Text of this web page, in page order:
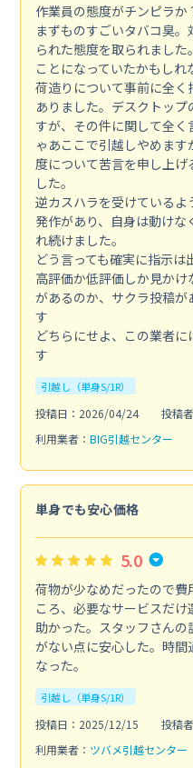
作業員の態度がチンピラか
まずものすごいタバコ臭
られた態度を取られまし
ことになっていたかもしれ
荷造りについて事前に全
ありました。デスクトッ
すが、その件に関して全く
ゃあここで引越しやめま
度について苦言を申し上
した。
逆カスハラを受けている
発作があり、自身は動け
れ続けました。
どう言っても確実に指示は
高評価か低評価しか見か
があるのか、サクラ投稿
す
どちらにせよ、この業者
す
引越し（単身S/1R）
投稿日：2026/04/24
投稿
利用業者： BIG引越センター
単身でも安心価格
5.0
荷物が少なめだったので
ころ、必要なサービスだ
助かった。スタッフさん
がない点に安心した。時
なった。
引越し（単身S/1R）
投稿日：2025/12/15
投稿
利用業者： ツバメ引越センター